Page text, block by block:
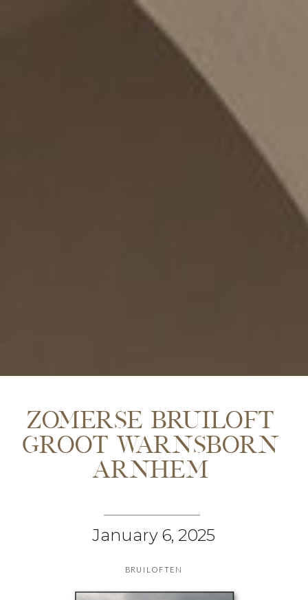
Zomerse bruiloft
Groot Warnsborn
Arnhem
January 6, 2025
BRUILOFTEN